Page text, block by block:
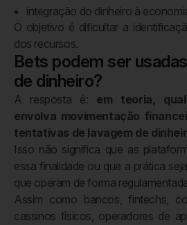
integração do dinheiro à
O objetivo é dificultar a
dos recursos.
Bets podem ser
de dinheiro?
A resposta é: em teoria,
envolva movimentação
tentativas de lavagem de
Isso não significa que as
essa finalidade ou que a prática
que operam de forma
Assim como bancos, fintechs,
cassinos físicos, operadores de